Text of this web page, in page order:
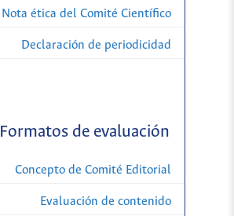
Nota ética del Comité Científico
Declaración de periodicidad
Formatos de evaluación
Concepto de Comité Editorial
Evaluación de contenido